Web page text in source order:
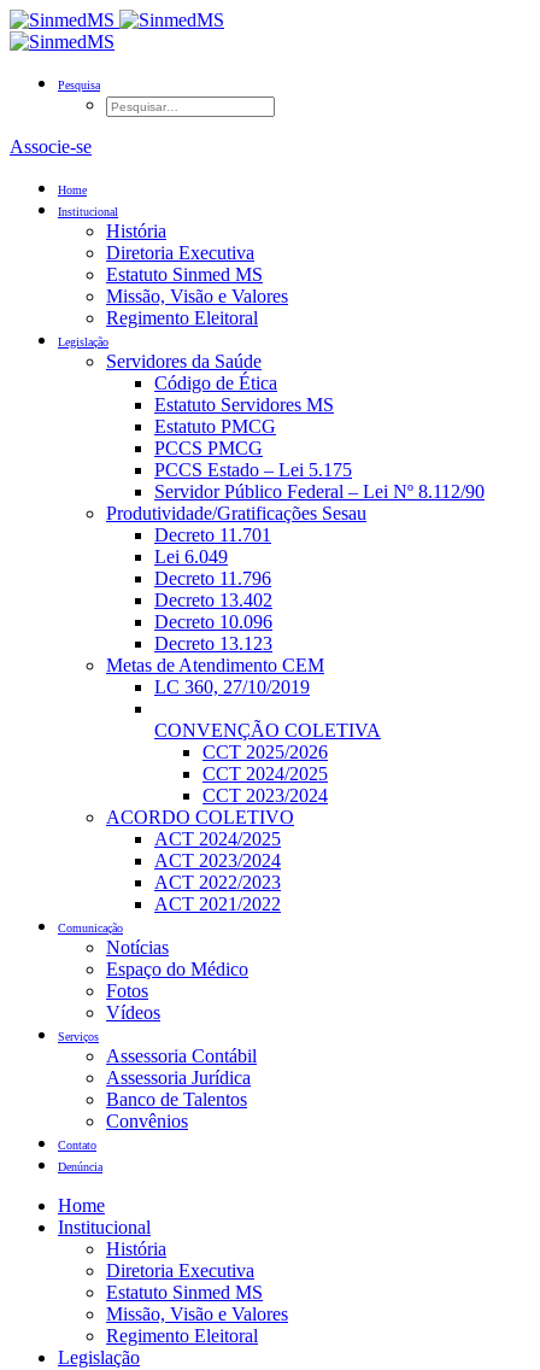
Pesquisa
Associe-se
Home
Institucional
História
Diretoria Executiva
Estatuto Sinmed MS
Missão, Visão e Valores
Regimento Eleitoral
Legislação
Servidores da Saúde
Código de Ética
Estatuto Servidores MS
Estatuto PMCG
PCCS PMCG
PCCS Estado – Lei 5.175
Servidor Público Federal – Lei Nº 8.112/90
Produtividade/Gratificações Sesau
Decreto 11.701
Lei 6.049
Decreto 11.796
Decreto 13.402
Decreto 10.096
Decreto 13.123
Metas de Atendimento CEM
LC 360, 27/10/2019
CONVENÇÃO COLETIVA
CCT 2025/2026
CCT 2024/2025
CCT 2023/2024
ACORDO COLETIVO
ACT 2024/2025
ACT 2023/2024
ACT 2022/2023
ACT 2021/2022
Comunicação
Notícias
Espaço do Médico
Fotos
Vídeos
Serviços
Assessoria Contábil
Assessoria Jurídica
Banco de Talentos
Convênios
Contato
Denúncia
Home
Institucional
História
Diretoria Executiva
Estatuto Sinmed MS
Missão, Visão e Valores
Regimento Eleitoral
Legislação